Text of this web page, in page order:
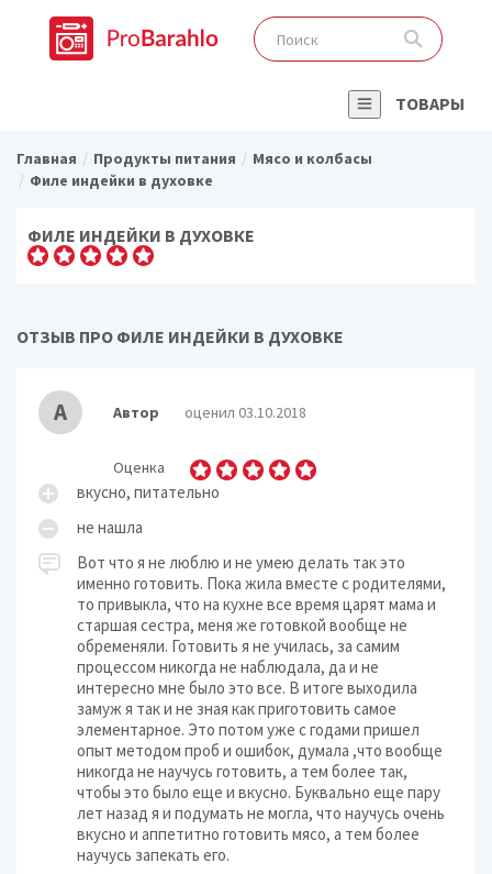
ТОВАРЫ
Главная Продукты питания
Мясо и колбасы
Филе индейки в духовке
ФИЛЕ ИНДЕЙКИ В ДУХОВКЕ
ОТЗЫВ ПРО ФИЛЕ ИНДЕЙКИ В ДУХОВКЕ
А Автор оценил 03.10.2018
Оценка
вкусно, питательно
не нашла
Вот что я не люблю и не умею делать так это
именно готовить. Пока жила вместе с родителями,
то привыкла, что на кухне все время царят мама и
старшая сестра, меня же готовкой вообще не
обременяли. Готовить я не училась, за самим
процессом никогда не наблюдала, да и не
интересно мне было это все. В итоге выходила
замуж я так и не зная как приготовить самое
элементарное. Это потом уже с годами пришел
опыт методом проб и ошибок, думала ,что вообще
никогда не научусь готовить, а тем более так,
чтобы это было еще и вкусно. Буквально еще пару
лет назад я и подумать не могла, что научусь очень
вкусно и аппетитно готовить мясо, а тем более
научусь запекать его.